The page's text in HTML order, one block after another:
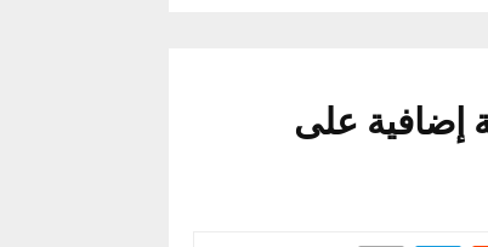
إضافية على